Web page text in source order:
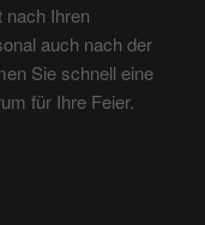
nach Ihren
auch nach der
Sie schnell eine
für Ihre Feier.